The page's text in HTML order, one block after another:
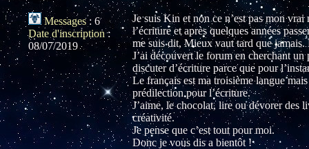
Messages : 6
Date d'inscription:
08/07/2019
Je suis Kin et non ce n’est pas mon
l’écriture et après quelques années
me suis dit, Mieux vaut tard que
J’ai découvert le forum en cherchant
discuter d’écriture parce que pour
Le français est ma troisième langue
prédilection pour l’écriture.
J’aime, le chocolat, lire ou dévorer
créativité.
Je pense que c’est tout pour moi.
Donc je vous dis a bientôt !